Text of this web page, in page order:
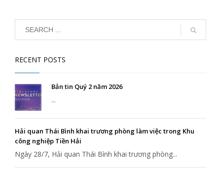
RECENT POSTS
Bản tin Quý 2 năm 2026
...
Hải quan Thái Bình khai trương phòng làm việc trong Khu
công nghiệp Tiền Hải
Ngày 28/7, Hải quan Thái Bình khai trương phòng...